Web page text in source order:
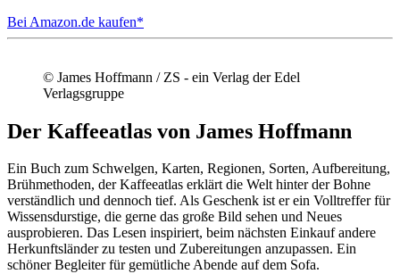
Bei Amazon.de kaufen*
© James Hoffmann / ZS - ein Verlag der Edel
Verlagsgruppe
Der Kaffeeatlas von James Hoffmann
Ein Buch zum Schwelgen, Karten, Regionen, Sorten, Aufbereitung,
Brühmethoden, der Kaffeeatlas erklärt die Welt hinter der Bohne
verständlich und dennoch tief. Als Geschenk ist er ein Volltreffer für
Wissensdurstige, die gerne das große Bild sehen und Neues
ausprobieren. Das Lesen inspiriert, beim nächsten Einkauf andere
Herkunftsländer zu testen und Zubereitungen anzupassen. Ein
schöner Begleiter für gemütliche Abende auf dem Sofa.